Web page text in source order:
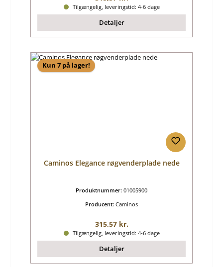
Tilgængelig, leveringstid: 4-6 dage
Detaljer
Kun 7 på lager!
Caminos Elegance røgvenderplade nede
Produktnummer: 01005900
Producent: Caminos
Almindelig pris:
315,57 kr.
Tilgængelig, leveringstid: 4-6 dage
Detaljer